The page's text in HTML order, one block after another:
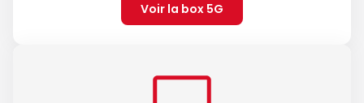
Voir la box 5G